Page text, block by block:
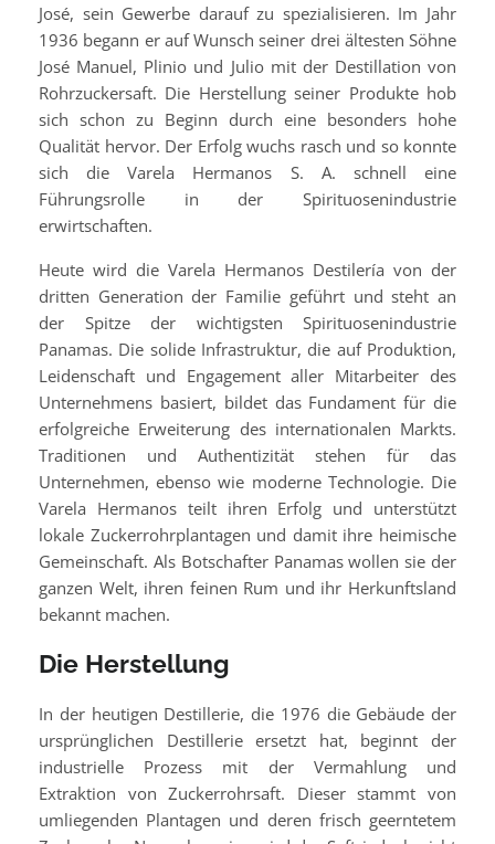
José, sein Gewerbe darauf zu spezialisieren. Im Jahr
1936 begann er auf Wunsch seiner drei ältesten Söhne
José Manuel, Plinio und Julio mit der Destillation von
Rohrzuckersaft. Die Herstellung seiner Produkte hob
sich schon zu Beginn durch eine besonders hohe
Qualität hervor. Der Erfolg wuchs rasch und so konnte
sich die Varela Hermanos S. A. schnell eine
Führungsrolle in der Spirituosenindustrie
erwirtschaften.
Heute wird die Varela Hermanos Destilería von der
dritten Generation der Familie geführt und steht an
der Spitze der wichtigsten Spirituosenindustrie
Panamas. Die solide Infrastruktur, die auf Produktion,
Leidenschaft und Engagement aller Mitarbeiter des
Unternehmens basiert, bildet das Fundament für die
erfolgreiche Erweiterung des internationalen Markts.
Traditionen und Authentizität stehen für das
Unternehmen, ebenso wie moderne Technologie. Die
Varela Hermanos teilt ihren Erfolg und unterstützt
lokale Zuckerrohrplantagen und damit ihre heimische
Gemeinschaft. Als Botschafter Panamas wollen sie der
ganzen Welt, ihren feinen Rum und ihr Herkunftsland
bekannt machen.
Die Herstellung
In der heutigen Destillerie, die 1976 die Gebäude der
ursprünglichen Destillerie ersetzt hat, beginnt der
industrielle Prozess mit der Vermahlung und
Extraktion von Zuckerrohrsaft. Dieser stammt von
umliegenden Plantagen und deren frisch geerntetem